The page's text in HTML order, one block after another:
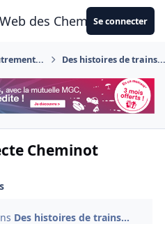
des CheminotsSe connecter
Des histoires de
Cheminot
Des histoires de trains...